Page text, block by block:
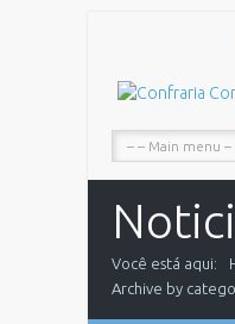
Você está aqui:
Archive by